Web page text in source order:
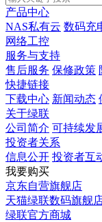
产品中心
NAS私有云 数码充
网络工控
服务与支持
售后服务 保修政策
快捷链接
下载中心 新闻动态
关于绿联
公司简介 可持续发
投资者关系
信息公开 投资者互
我要购买
京东自营旗舰店
天猫绿联数码旗舰
绿联官方商城